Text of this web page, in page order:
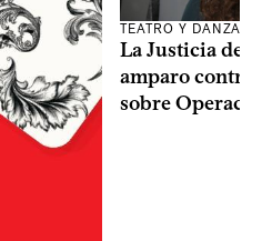
TEATRO Y DANZA
La Justicia
amparo contra
sobre